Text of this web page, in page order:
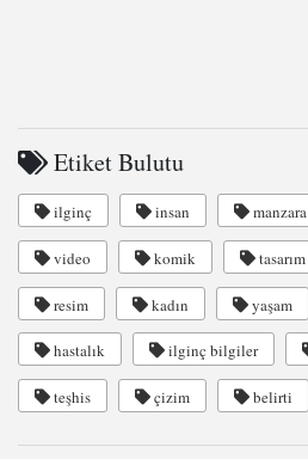
Etiket Bulutu
ilginç insan manzara
video komik tasarım
resim kadın yaşam
hastalık ilginç bilgiler
teşhis çizim belirti